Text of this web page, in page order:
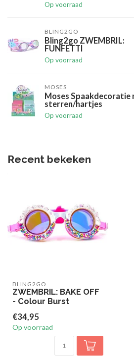
Op voorraad
BLING2GO
Bling2go ZWEMBRIL:
FUNFETTI
Op voorraad
MOSES
Moses Spaakdecoratie
sterren/hartjes
Op voorraad
Recent bekeken
BLING2GO
ZWEMBRIL: BAKE OFF
- Colour Burst
€34,95
Op voorraad